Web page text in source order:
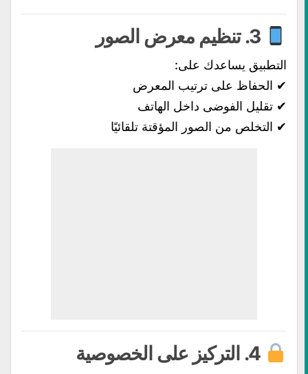
التطبيق يساعدك على:
✔ الحفاظ على ترتيب المعرض
✔ تقليل الفوضى داخل الهاتف
✔ التخلص من الصور المؤقتة تلقائيًا